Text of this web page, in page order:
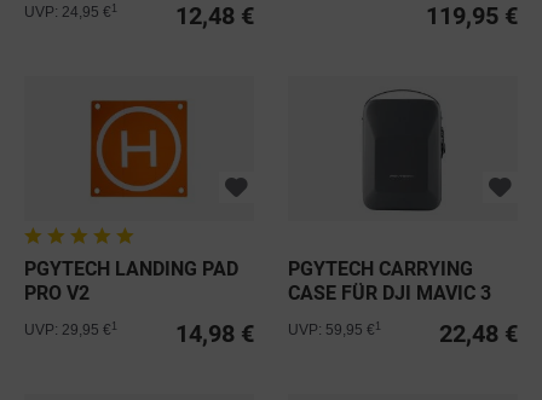
12,48 €
UVP: 24,95 € 119,95 €
PGYTECH LANDING PAD
PRO V2
14,98 €
UVP: 29,95 €
PGYTECH CARRYING
CASE FÜR DJI MAVIC 3
22,48 €
UVP: 59,95 €